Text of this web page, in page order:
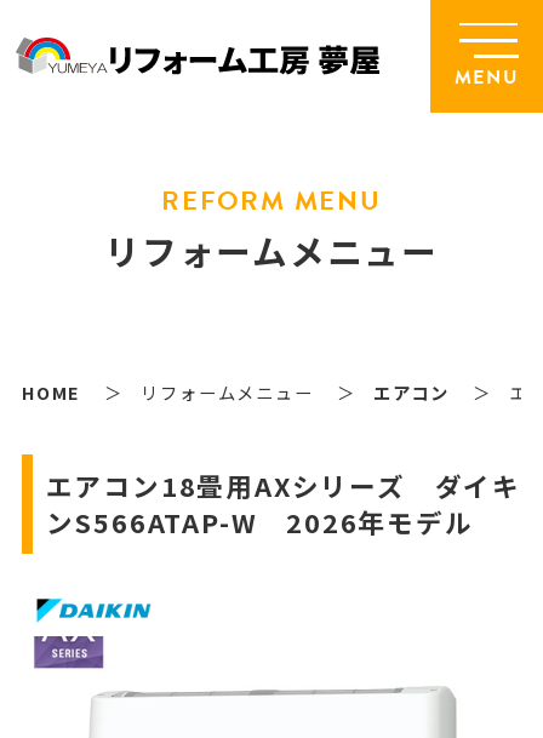
MENU
REFORM MENU
リフォームメニュー
HOME リフォームメニュー エアコン エ
エアコン18畳用AXシリーズ ダイキ
ンS566ATAP-W 2026年モデル